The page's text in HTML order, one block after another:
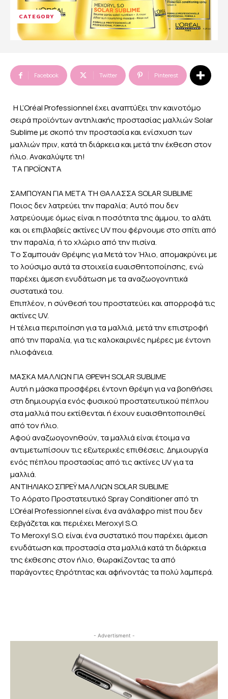
CATEGORY
Facebook Twitter Pinterest
Η L’Oréal Professionnel έχει αναπτύξει την καινοτόμο
σειρά προϊόντων αντηλιακής προστασίας μαλλιών Solar
Sublime με σκοπό την προστασία και ενίσχυση των
μαλλιών πριν, κατά τη διάρκεια και μετά την έκθεση στον
ήλιο. Ανακαλύψτε τη!
ΤΑ ΠΡΟΪΟΝΤΑ
ΣΑΜΠΟΥΑΝ ΓΙΑ ΜΕΤΑ ΤΗ ΘΑΛΑΣΣΑ SOLAR SUBLIME
Ποιος δεν λατρεύει την παραλία; Αυτό που δεν
λατρεύουμε όμως είναι η ποσότητα της άμμου, το αλάτι
και οι επιβλαβείς ακτίνες UV που φέρνουμε στο σπίτι από
την παραλία, ή το χλώριο από την πισίνα.
Tο Σαμπουάν Θρέψης για Μετά τον Ήλιο, απομακρύνει με
το λούσιμο αυτά τα στοιχεία ευαισθητοποίησης, ενώ
παρέχει άμεση ενυδάτωση με τα αναζωογονητικά
συστατικά του.
Επιπλέον, η σύνθεσή του προστατεύει και απορροφά τις
ακτίνες UV.
Η τέλεια περιποίηση για τα μαλλιά, μετά την επιστροφή
από την παραλία, για τις καλοκαιρινές ημέρες με έντονη
ηλιοφάνεια.
ΜΑΣΚΑ ΜΑΛΛΙΩΝ ΓΙΑ ΘΡΕΨΗ SOLAR SUBLIME
Αυτή η μάσκα προσφέρει έντονη θρέψη για να βοηθήσει
στη δημιουργία ενός φυσικού προστατευτικού πέπλου
στα μαλλιά που εκτίθενται ή έχουν ευαισθητοποιηθεί
από τον ήλιο.
Αφού αναζωογονηθούν, τα μαλλιά είναι έτοιμα να
αντιμετωπίσουν τις εξωτερικές επιθέσεις. Δημιουργία
ενός πέπλου προστασίας από τις ακτίνες UV για τα
μαλλιά.
ΑΝΤΙΗΛΙΑΚΟ ΣΠΡΕΫ ΜΑΛΛΙΩΝ SOLAR SUBLIME
Το Αόρατο Προστατευτικό Spray Conditioner από τη
L’Oréal Professionnel είναι ένα ανάλαφρο mist που δεν
ξεβγάζεται και περιέχει Meroxyl S.O.
Το Meroxyl S.O. είναι ένα συστατικό που παρέχει άμεση
ενυδάτωση και προστασία στα μαλλιά κατά τη διάρκεια
της έκθεσης στον ήλιο, θωρακίζοντας τα από
παράγοντες ξηρότητας και αφήνοντάς τα πολύ λαμπερά.
- Advertisment -